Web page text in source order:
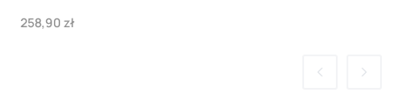
Cena
258,90 zł